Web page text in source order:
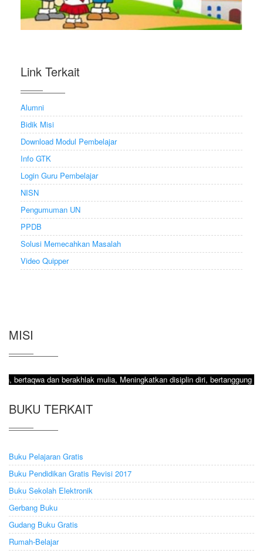
Link Terkait
Alumni
Bidik Misi
Download Modul Pembelajar
Info GTK
Login Guru Pembelajar
NISN
Pengumuman UN
PPDB
Solusi Memecahkan Masalah
Video Quipper
MISI
berakhlak mulia, Meningkatkan disiplin diri, bertanggung jawab dan
BUKU TERKAIT
Buku Pelajaran Gratis
Buku Pendidikan Gratis Revisi 2017
Buku Sekolah Elektronik
Gerbang Buku
Gudang Buku Gratis
Rumah-Belajar